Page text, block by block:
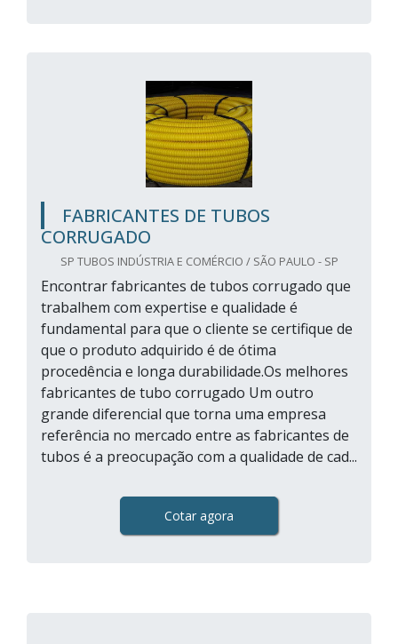
FABRICANTES DE TUBOS
CORRUGADO
SP TUBOS INDÚSTRIA E COMÉRCIO / SÃO PAULO - SP
Encontrar fabricantes de tubos corrugado que
trabalhem com expertise e qualidade é
fundamental para que o cliente se certifique de
que o produto adquirido é de ótima
procedência e longa durabilidade.Os melhores
fabricantes de tubo corrugado Um outro
grande diferencial que torna uma empresa
referência no mercado entre as fabricantes de
tubos é a preocupação com a qualidade de cad...
Cotar agora